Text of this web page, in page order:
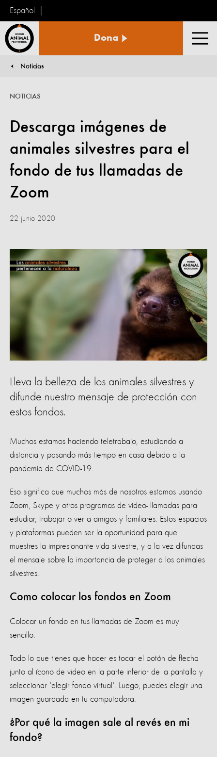
Español
Animal
Dona
Noticias
Descarga imágenes de
animales silvestres para el
fondo de tus llamadas de
Zoom
NOTICIAS
22 junio 2020
Lleva la belleza de los animales silvestres y
difunde nuestro mensaje de protección con
estos fondos.
Muchos estamos haciendo teletrabajo, estudiando a
distancia y pasando más tiempo en casa debido a la
pandemia de COVID-19.
Eso significa que muchos más de nosotros estamos usando
Zoom, Skype y otros programas de video- llamadas para
estudiar, trabajar o ver a amigos y familiares. Estos espacios
y plataformas pueden ser la oportunidad para que
muestres la impresionante vida silvestre, y a la vez difundas
el mensaje sobre la importancia de proteger a los animales
silvestres.
Como colocar los fondos en Zoom
Colocar un fondo en tus llamadas de Zoom es muy
sencillo:
Todo lo que tienes que hacer es tocar el botón de flecha
junto al ícono de video en la parte inferior de la pantalla y
seleccionar 'elegir fondo virtual'. Luego, puedes elegir una
imagen guardada en tu computadora.
¿Por qué la imagen sale al revés en mi
fondo?